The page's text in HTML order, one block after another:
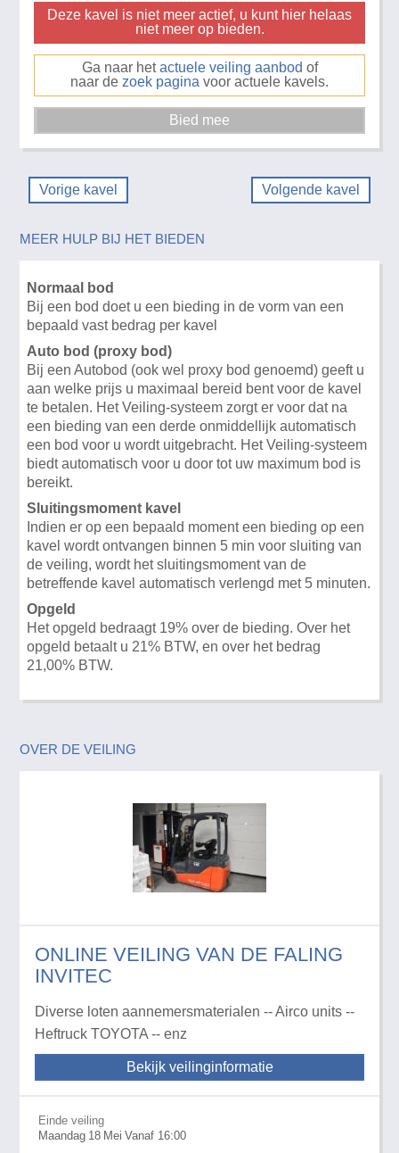
Deze kavel is niet meer actief, u kunt hier helaas
niet meer op bieden.
Ga naar hetactuele veiling aanbod of
naar de zoek pagina voor actuele kavels.
Vorige kavel Volgende kavel
MEER HULP BIJ HET BIEDEN
Normaal bod
Bij een bod doet u een bieding in de vorm van een
bepaald vast bedrag per kavel
Auto bod (proxy bod)
Bij een Autobod (ook wel proxy bod genoemd) geeft u
aan welke prijs u maximaal bereid bent voor de kavel
te betalen. Het Veiling-systeem zorgt er voor dat na
een bieding van een derde onmiddellijk automatisch
een bod voor u wordt uitgebracht. Het Veiling-systeem
biedt automatisch voor u door tot uw maximum bod is
bereikt.
Sluitingsmoment kavel
Indien er op een bepaald moment een bieding op een
kavel wordt ontvangen binnen 5 min voor sluiting van
de veiling, wordt het sluitingsmoment van de
betreffende kavel automatisch verlengd met 5 minuten.
Opgeld
Het opgeld bedraagt 19% over de bieding. Over het
opgeld betaalt u 21% BTW, en over het bedrag
21,00% BTW.
OVER DE VEILING
ONLINE VEILING VAN DE FALING
INVITEC
Diverse loten aannemersmaterialen -- Airco units --
Heftruck TOYOTA -- enz
Bekijk veilinginformatie
Einde veiling
Maandag 18 Mei Vanaf 16:00